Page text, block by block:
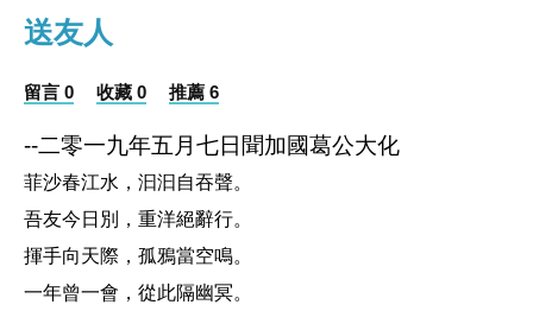
送友人
留言 0 收藏 0 推薦 6
--二零一九年五月七日聞加國葛公大化
菲沙春江水，汩汩自吞聲。
吾友今日別，重洋絕辭行。
揮手向天際，孤鴉當空鳴。
一年曾一會，從此隔幽冥。